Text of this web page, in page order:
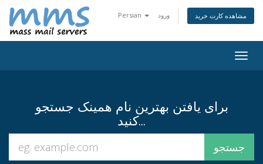
Persian ورود مشاهده کارت خرید
تغییر
برای یافتن بهترین نام همینک جستجو
کنید...